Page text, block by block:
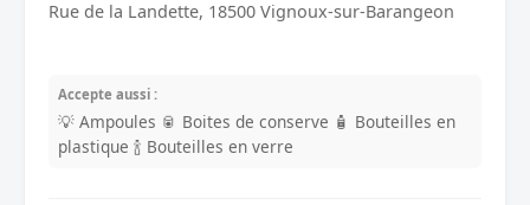
Rue de la Landette, 18500 Vignoux-sur-Barangeon
Accepte aussi :
💡 Ampoules 🥫 Boites de conserve 🧴 Bouteilles en
plastique 🍾 Bouteilles en verre